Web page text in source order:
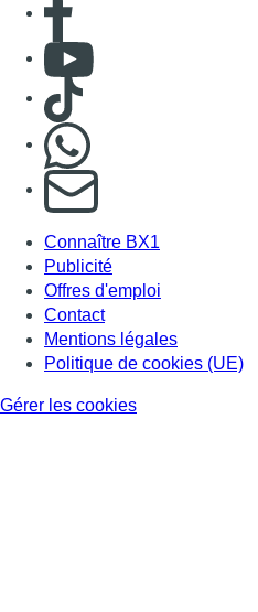
Consulter Youtube
Consulter TikTok
S'abonner à notre
Connaître BX1
Publicité
Offres d'emploi
Contact
Mentions légales
Politique de cookies (UE)
Gérer les cookies